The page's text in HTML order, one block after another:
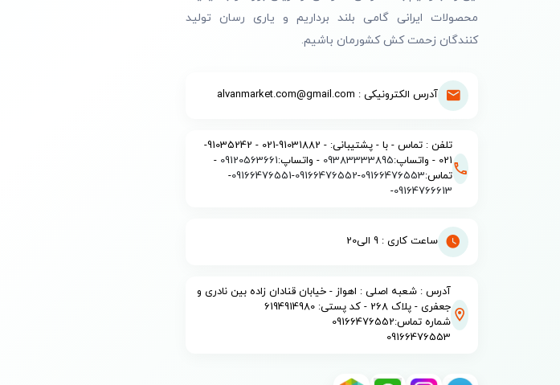
محصولات ایرانی گامی بلند برداریم و یاری رسان تولید
کنندگان زحمت کش کشورمان باشیم.
آدرس الکترونیکی : alvanmarket.com@gmail.com
تلفن : تماس - با - پشتیبانی: - 91031882-021 - 91035242-
021 - واتساپ:
09383333895 - واتساپ:09120563661
-
تماس:09166476553
-
09166476552
-
09166476551
-
09164766613
-
ساعت کاری : 9 الی20
آدرس : شعبه اصلی : اهواز - خیابان قنادان زاده بین نادری و
جعفری - پلاک 268 - کد پستی: 6194914980
شماره تماس:09166476552
09166476553